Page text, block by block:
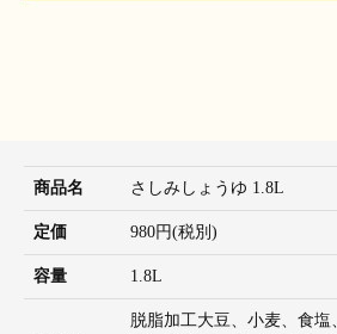
商品名 さしみしょうゆ 1.8L
定価 980円(税別)
容量 1.8L
脱脂加工大豆、小麦、食